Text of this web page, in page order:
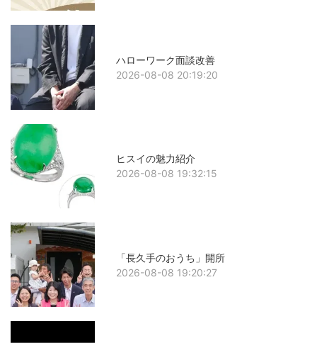
ハローワーク面談改善
2026-08-08 20:19:20
ヒスイの魅力紹介
2026-08-08 19:32:15
「長久手のおうち」開所
2026-08-08 19:20:27